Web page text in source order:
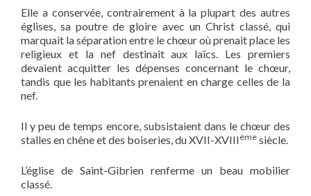
Elle a conservée, contrairement à la plupart des autres
églises, sa poutre de gloire avec un Christ classé, qui
marquait la séparation entre le chœur où prenait place les
religieux et la nef destinait aux laïcs. Les premiers
devaient acquitter les dépenses concernant le chœur,
tandis que les habitants prenaient en charge celles de la
nef.
Il y peu de temps encore, subsistaient dans le chœur des
stalles en chêne et des boiseries, du XVII-XVIIIème siècle.
L’église de Saint-Gibrien renferme un beau mobilier
classé.